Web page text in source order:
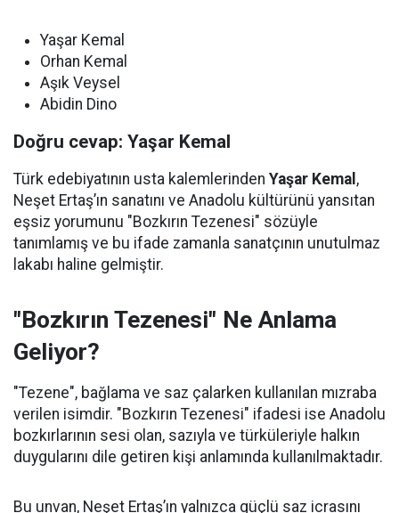
Yaşar Kemal
Orhan Kemal
Aşık Veysel
Abidin Dino
Doğru cevap: Yaşar Kemal
Türk edebiyatının usta kalemlerinden Yaşar Kemal ,
Neşet Ertaş’ın sanatını ve Anadolu kültürünü yansıtan
eşsiz yorumunu "Bozkırın Tezenesi" sözüyle
tanımlamış ve bu ifade zamanla sanatçının unutulmaz
lakabı haline gelmiştir.
"Bozkırın Tezenesi" Ne Anlama
Geliyor?
"Tezene", bağlama ve saz çalarken kullanılan mızraba
verilen isimdir. "Bozkırın Tezenesi" ifadesi ise Anadolu
bozkırlarının sesi olan, sazıyla ve türküleriyle halkın
duygularını dile getiren kişi anlamında kullanılmaktadır.
Bu unvan, Neşet Ertaş’ın yalnızca güçlü saz icrasını